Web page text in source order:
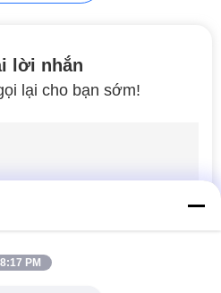
lời nhắn
lại cho bạn sớm!
8:17 PM